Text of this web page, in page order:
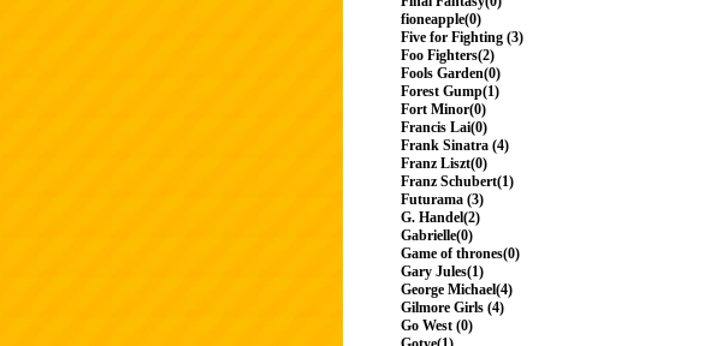
fioneapple(0)
Five for Fighting (3)
Foo Fighters(2)
Fools Garden(0)
Forest Gump(1)
Fort Minor(0)
Francis Lai(0)
Frank Sinatra (4)
Franz Liszt(0)
Franz Schubert(1)
Futurama (3)
G. Handel(2)
Gabrielle(0)
Game of thrones(0)
Gary Jules(1)
George Michael(4)
Gilmore Girls (4)
Go West (0)